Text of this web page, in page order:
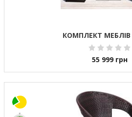
КОМПЛЕКТ МЕБЛІВ
55 999 грн